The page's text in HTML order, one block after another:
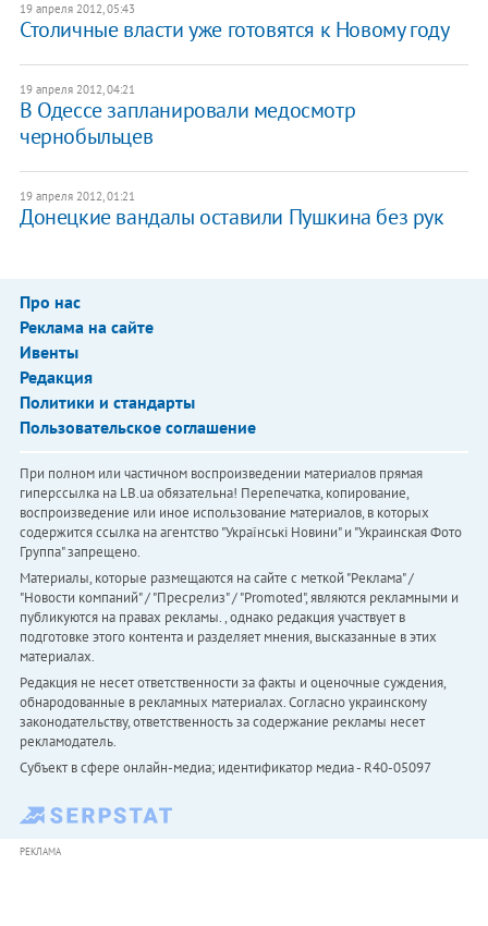
19 апреля 2012, 05:43
Столичные власти уже готовятся к Новому году
19 апреля 2012, 04:21
В Одессе запланировали медосмотр
чернобыльцев
19 апреля 2012, 01:21
​Донецкие вандалы оставили Пушкина без рук
Про нас
Реклама на сайте
Ивенты
Редакция
Политики и стандарты
Пользовательское соглашение
При полном или частичном воспроизведении материалов прямая
гиперссылка на LB.ua обязательна! Перепечатка, копирование,
воспроизведение или иное использование материалов, в которых
содержится ссылка на агентство "Українськi Новини" и "Украинская Фото
Группа" запрещено.
Материалы, которые размещаются на сайте с меткой "Реклама" /
"Новости компаний" / "Пресрелиз" / "Promoted", являются рекламными и
публикуются на правах рекламы. , однако редакция участвует в
подготовке этого контента и разделяет мнения, высказанные в этих
материалах.
Редакция не несет ответственности за факты и оценочные суждения,
обнародованные в рекламных материалах. Согласно украинскому
законодательству, ответственность за содержание рекламы несет
рекламодатель.
Субъект в сфере онлайн-медиа; идентификатор медиа - R40-05097
РЕКЛАМА